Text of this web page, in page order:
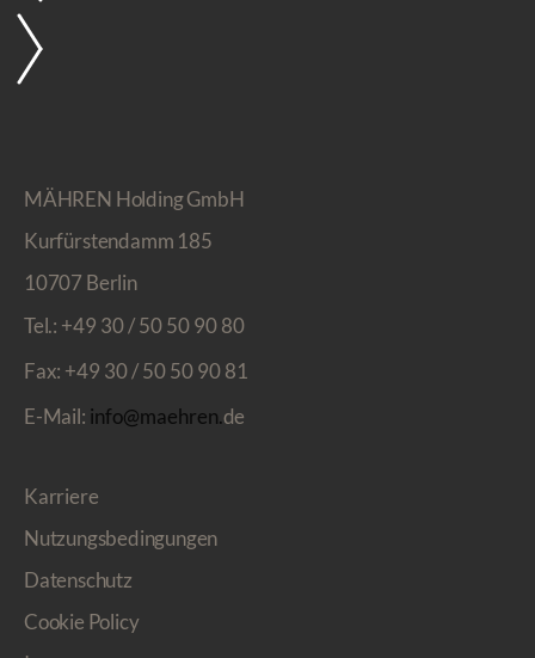
MÄHREN Holding GmbH
Kurfürstendamm 185
10707 Berlin
Tel.: +49 30 / 50 50 90 80
Fax: +49 30 / 50 50 90 81
E-Mail: info@maehren.de
Karriere
Nutzungsbedingungen
Datenschutz
Cookie Policy